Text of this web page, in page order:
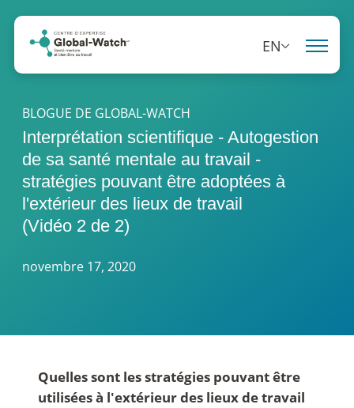
EN
BLOGUE DE GLOBAL-WATCH
Interprétation scientifique - Autogestion
de sa santé mentale au travail -
stratégies pouvant être adoptées à
l'extérieur des lieux de travail
(Vidéo 2 de 2)
novembre 17, 2020
Quelles sont les stratégies pouvant être
utilisées à l'extérieur des lieux de travail